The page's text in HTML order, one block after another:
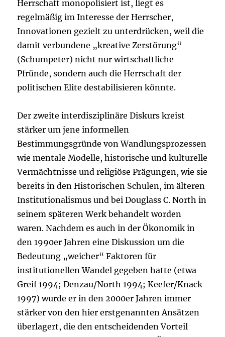
Herrschaft monopolisiert ist, liegt es
regelmäßig im Interesse der Herrscher,
Innovationen gezielt zu unterdrücken, weil die
damit verbundene „kreative Zerstörung“
(Schumpeter) nicht nur wirtschaftliche
Pfründe, sondern auch die Herrschaft der
politischen Elite destabilisieren könnte.
Der zweite interdisziplinäre Diskurs kreist
stärker um jene informellen
Bestimmungsgründe von Wandlungsprozessen
wie mentale Modelle, historische und kulturelle
Vermächtnisse und religiöse Prägungen, wie sie
bereits in den Historischen Schulen, im älteren
Institutionalismus und bei Douglass C. North in
seinem späteren Werk behandelt worden
waren. Nachdem es auch in der Ökonomik in
den 1990er Jahren eine Diskussion um die
Bedeutung „weicher“ Faktoren für
institutionellen Wandel gegeben hatte (etwa
Greif 1994; Denzau/North 1994; Keefer/Knack
1997) wurde er in den 2000er Jahren immer
stärker von den hier erstgenannten Ansätzen
überlagert, die den entscheidenden Vorteil